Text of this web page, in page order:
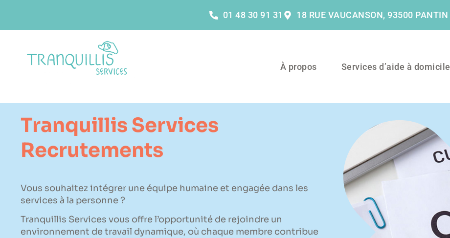
01 48 30 91 31 18 RUE VAUCANSON, 93500 PANTIN
À propos Services d’aide à domicile
Tranquillis Services
Recrutements
Vous souhaitez intégrer une équipe humaine et engagée dans les
services à la personne ?
Tranquillis Services vous offre l’opportunité de rejoindre un
environnement de travail dynamique, où chaque membre contribue